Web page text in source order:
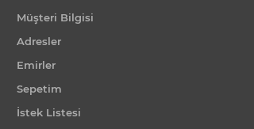
Müşteri Bilgisi
Adresler
Emirler
Sepetim
İstek Listesi